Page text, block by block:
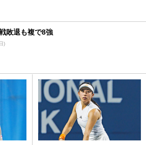
敗退も複で8強
)